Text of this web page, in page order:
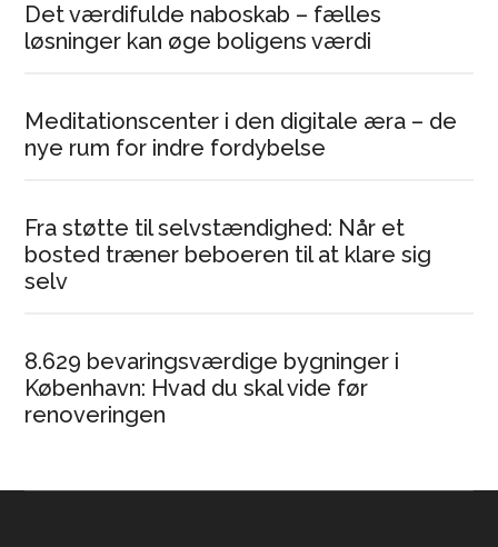
Det værdifulde naboskab – fælles
løsninger kan øge boligens værdi
Meditationscenter i den digitale æra – de
nye rum for indre fordybelse
Fra støtte til selvstændighed: Når et
bosted træner beboeren til at klare sig
selv
8.629 bevaringsværdige bygninger i
København: Hvad du skal vide før
renoveringen